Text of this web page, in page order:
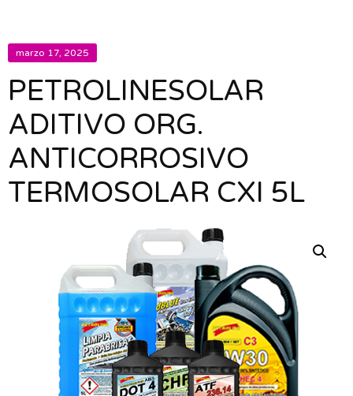
marzo 17, 2025
PETROLINESOLAR
ADITIVO ORG.
ANTICORROSIVO
TERMOSOLAR CXI 5L